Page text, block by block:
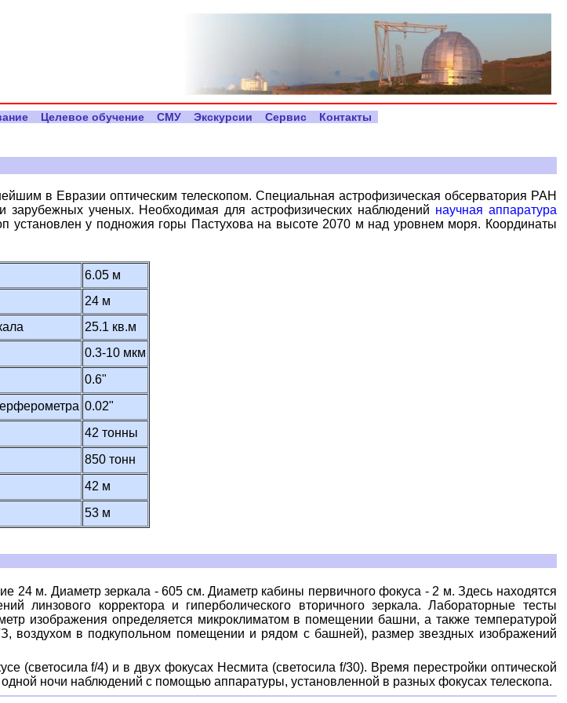
Целевое обучение СМУ Экскурсии Сервис Контакты
в Евразии оптическим телескопом. Специальная астрофизическая обсерватория РАН
зарубежных ученых. Необходимая для астрофизических наблюдений научная аппаратура
установлен у подножия горы Пастухова на высоте 2070 м над уровнем моря. Координаты
6.05 м
24 м
25.1 кв.м
0.3-10 мкм
0.6"
0.02"
42 тонны
850 тонн
42 м
53 м
24 м. Диаметр зеркала - 605 см. Диаметр кабины первичного фокуса - 2 м. Здесь находятся
корректора и гиперболического вторичного зеркала. Лабораторные тесты
изображения определяется микроклиматом в помещении башни, а также температурой
воздухом в подкупольном помещении и рядом с башней), размер звездных изображений
(светосила f/4) и в двух фокусах Несмита (светосила f/30). Время перестройки оптической
ночи наблюдений с помощью аппаратуры, установленной в разных фокусах телескопа.